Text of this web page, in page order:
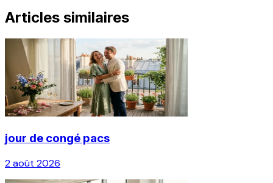
Articles similaires
jour de congé pacs
2 août 2026